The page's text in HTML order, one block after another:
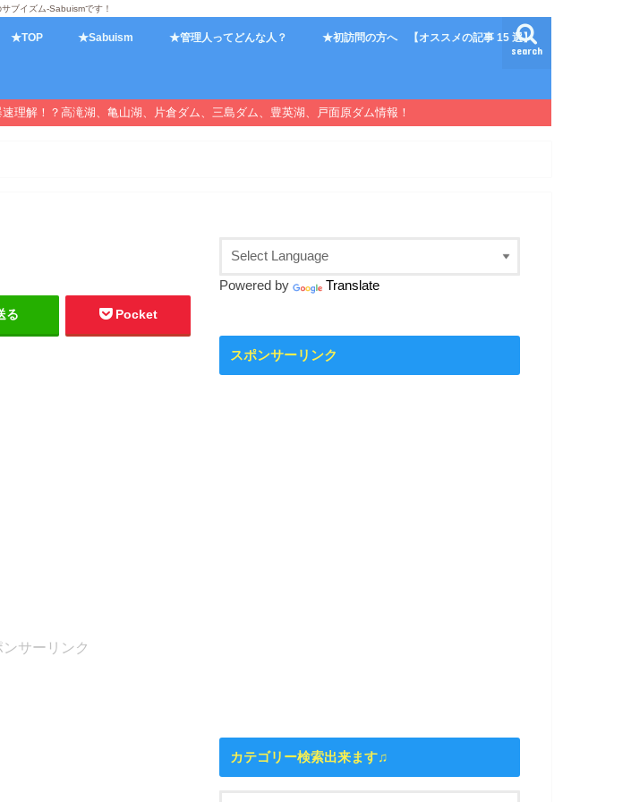
ブイズム-Sabuismです！
search
★TOP ★Sabuism ★管理人ってどんな人？ ★初訪問の方へ 【オススメの記事 15 選】
理解！？高滝湖、亀山湖、片倉ダム、三島ダム、豊英湖、戸面原ダム情報！
る Pocket
ンサーリンク
Powered by Translate
スポンサーリンク
カテゴリー検索出来ます♫